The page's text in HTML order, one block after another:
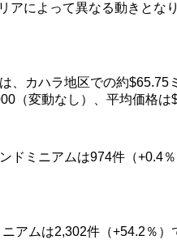
アによって異なる動きと
、カハラ地区での約
（変動なし）、平均価格は
ドミニアムは974件（
アムは2,302件（+54.2％